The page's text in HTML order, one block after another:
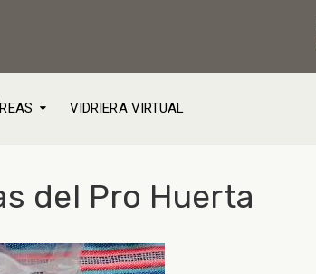
VIDRIERA VIRTUAL
del Pro Huerta